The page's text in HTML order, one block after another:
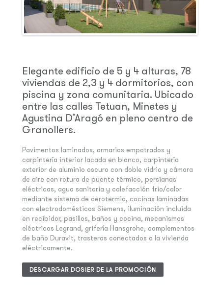
Elegante edificio de 5 y 4 alturas, 78
viviendas de 2,3 y 4 dormitorios, con
piscina y zona comunitaria. Ubicado
entre las calles Tetuan, Minetes y
Agustina D’Aragó en pleno centro de
Granollers.
Pavimentos laminados, armarios empotrados y
carpintería interior lacada en blanco, carpintería
exterior de aluminio oscuro con doble vidrio y cámara
de aire con rotura de puente térmico, persianas
eléctricas, agua sanitaria y calefacción frio/calor
mediante sistema de aerotermia, cocinas laminadas
con electrodomésticos Siemens, iluminación incluida
en recibidor, pasillos, baños y cocina, mecanismos
eléctricos Legrand, grifería Hansgrohe, complementos
de baño Duravit, trasteros conectados a la vivienda
eléctricamente.
DESCARGAR DOSIER DE LA PROMOCIÓN